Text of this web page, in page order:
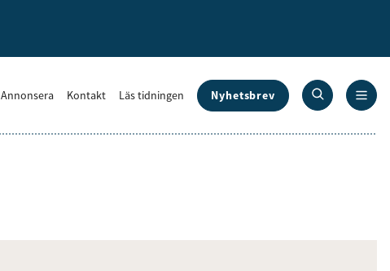
Annonsera Kontakt Läs tidningen Nyhetsbrev